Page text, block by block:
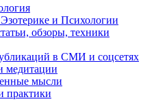
и Психологии
обзоры, техники
в СМИ и соцсетях
медитации
мысли
практики